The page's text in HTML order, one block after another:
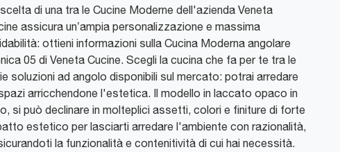
di una tra le Cucine Moderne dell'azienda Veneta
assicura un’ampia personalizzazione e massima
ottieni informazioni sulla Cucina Moderna angolare
05 di Veneta Cucine. Scegli la cucina che fa per te tra le
soluzioni ad angolo disponibili sul mercato: potrai arredare
arricchendone l'estetica. Il modello in laccato opaco in
si può declinare in molteplici assetti, colori e finiture di forte
estetico per lasciarti arredare l'ambiente con razionalità,
la funzionalità e contenitività di cui hai necessità.